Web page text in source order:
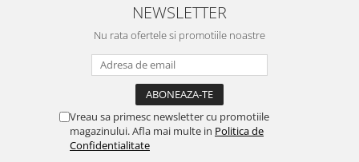
NEWSLETTER
Nu rata ofertele si promotiile noastre
Vreau sa primesc newsletter cu promotiile
magazinului. Afla mai multe in Politica de
Confidentialitate